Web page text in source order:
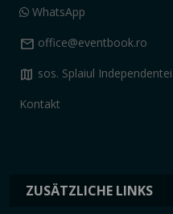
ZUSÄTZLICHE LINKS
WhatsApp
mail office@eventbook.ro
map sos. Splaiul
Kontakt